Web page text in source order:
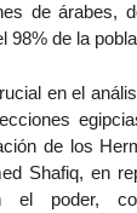
de árabes,
98% de la
en el
de los
Shafiq, en
el poder,